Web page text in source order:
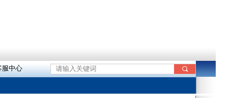
服中心 끠